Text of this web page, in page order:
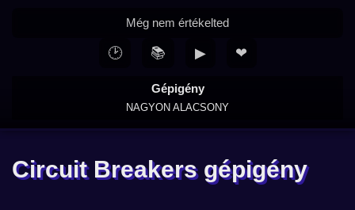
Gépigény
NAGYON ALACSONY
Még nem értékelted
🕑 📚 ▶ ❤
Circuit Breakers gépigény